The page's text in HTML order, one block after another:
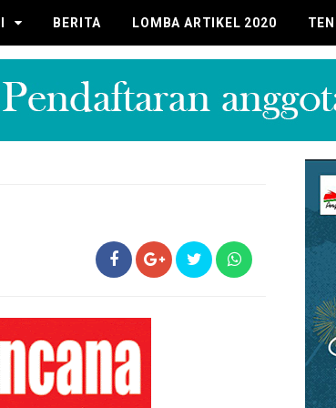
BERITA LOMBA ARTIKEL 2020